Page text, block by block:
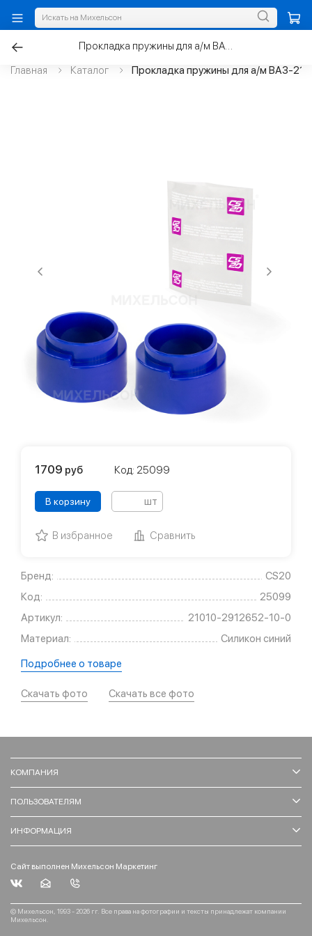
Главная Каталог Прокладка пружины для а/м ВАЗ-
Прокладка пружины для а/м ВАЗ-2123 задней увеличенная
Бренд:
CS20
Код:
25099
Артикул:
21010-2912652-10-0
Материал:
Силикон синий
Подробнее о товаре
Скачать фото Скачать все фото
1709 руб Код: 25099
В корзину шт
В избранное Сравнить
КОМПАНИЯ
ПОЛЬЗОВАТЕЛЯМ
ИНФОРМАЦИЯ
Сайт выполнен Михельсон Маркетинг
© Михельсон, 1993 - 2026 гг. Все права на фотографии и тексты принадлежат компании
Михельсон.